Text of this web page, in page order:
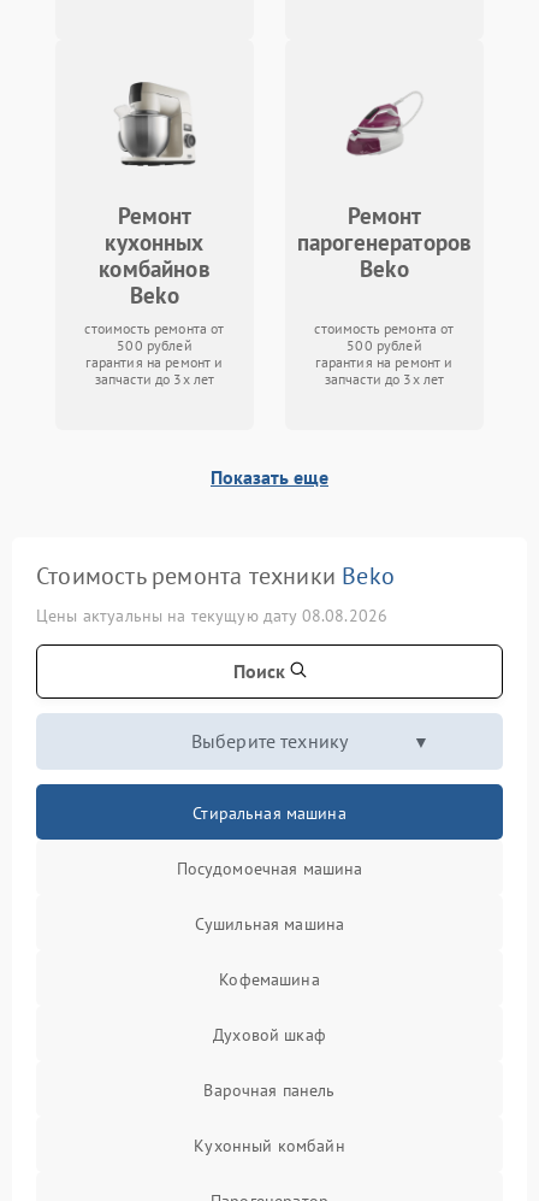
Ремонт
кухонных
комбайнов
Beko
стоимость ремонта от
500 рублей
гарантия на ремонт и
запчасти до 3х лет
Ремонт
парогенераторов
Beko
стоимость ремонта от
500 рублей
гарантия на ремонт и
запчасти до 3х лет
Показать еще
Стоимость ремонта техники Beko
Цены актуальны на текущую дату 08.08.2026
Поиск
Выберите технику
Стиральная машина
Посудомоечная машина
Сушильная машина
Кофемашина
Духовой шкаф
Варочная панель
Кухонный комбайн